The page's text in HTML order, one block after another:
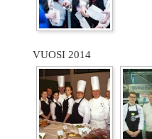
VUOSI 2014